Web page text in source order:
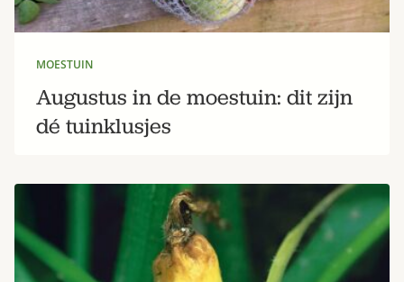
MOESTUIN
Augustus in de moestuin: dit zijn
dé tuinklusjes